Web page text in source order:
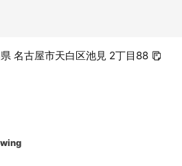
名古屋市天白区池見 2丁目88